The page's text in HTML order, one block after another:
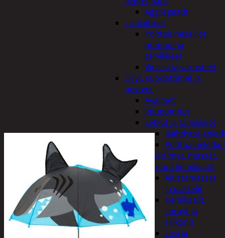
Aggregaatit
Lisälaitteet
Polttoainesäiliöt,
pumput ja
tarvikkeet
Vinssit ja varusteet
Öljyt, suodattimet ja
nesteet
Avaimet
Imupumput
Letkut ja tarvikkeet
Polttoaineletkut
Liuottimet, massat,
ja muut kemikaalit
Alustamassat
ja pakkelit
Kemikaalit,
sprayt ja
silikonit
Lasi ja